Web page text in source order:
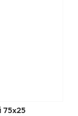
75x25